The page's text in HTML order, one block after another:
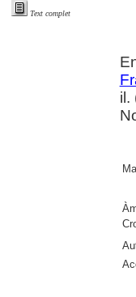
Text complet
il.